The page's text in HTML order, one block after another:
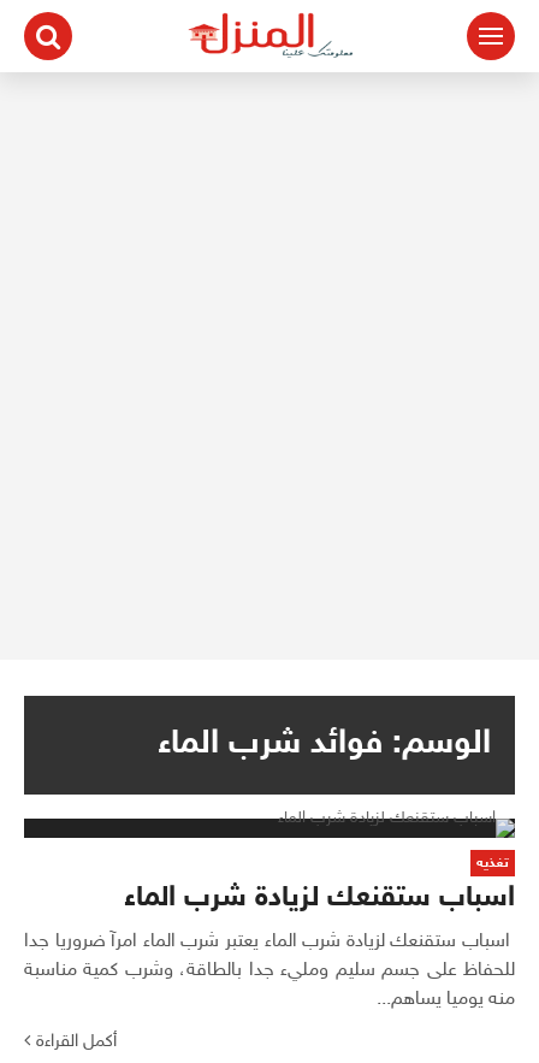
التجاوز
المحتوى
الوسم: فوائد شرب الماء
تغذيه
اسباب ستقنعك لزيادة شرب الماء
اسباب ستقنعك لزيادة شرب الماء يعتبر شرب الماء امرآ ضروريا جدا
للحفاظ على جسم سليم ومليء جدا بالطاقة، وشرب كمية مناسبة
منه يوميا يساهم...
أكمل القراءة